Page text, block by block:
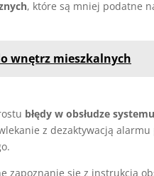
, które są mniej podatne
wnętrz mieszkalnych
błędy w obsłudze
z dezaktywacją
zapoznanie się z instrukcją